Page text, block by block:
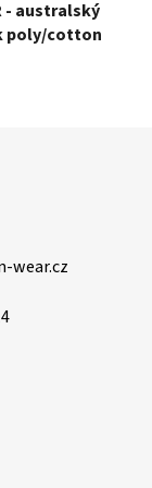
- australský
poly/cotton
wear.cz